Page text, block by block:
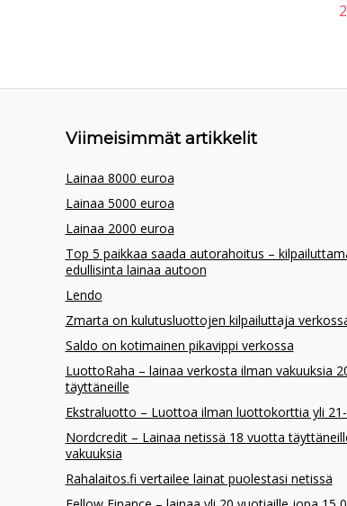
Viimeisimmät artikkelit
Lainaa 8000 euroa
Lainaa 5000 euroa
Lainaa 2000 euroa
Top 5 paikkaa saada autorahoitus –
edullisinta lainaa autoon
Lendo
Zmarta on kulutusluottojen kilpailuttaja
Saldo on kotimainen pikavippi verkossa
LuottoRaha – lainaa verkosta ilman vakuuksia
täyttäneille
Ekstraluotto – Luottoa ilman luottokorttia yli
Nordcredit – Lainaa netissä 18 vuotta
vakuuksia
Rahalaitos.fi vertailee lainat puolestasi netissä